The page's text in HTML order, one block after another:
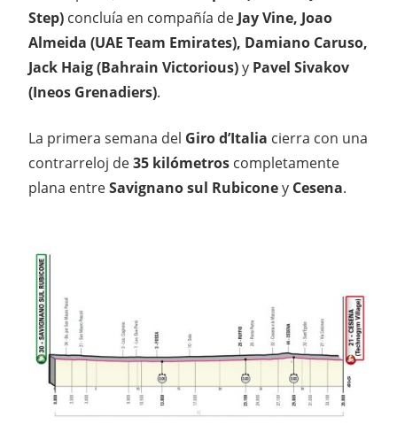
Step) concluía en compañía de Jay Vine, Joao
Almeida (UAE Team Emirates), Damiano Caruso,
Jack Haig (Bahrain Victorious)y Pavel Sivakov
(Ineos Grenadiers).
La primera semana del Giro d’Italia cierra con una
contrarreloj de35 kilómetros completamente
plana entreSavignano sul Rubiconey Cesena.